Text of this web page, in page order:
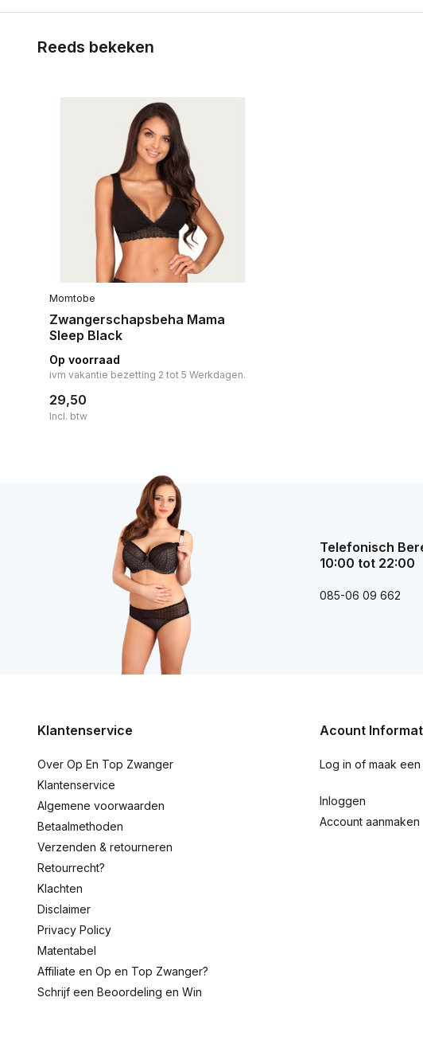
Reeds bekeken
Momtobe
Zwangerschapsbeha Mama
Sleep Black
Op voorraad
ivm vakantie bezetting 2 tot 5 Werkdagen.
29,50
Incl. btw
Telefonisch
10:00 tot 22:00
085-06 09 662
Klantenservice
Over Op En Top Zwanger
Klantenservice
Algemene voorwaarden
Betaalmethoden
Verzenden & retourneren
Retourrecht?
Klachten
Disclaimer
Privacy Policy
Matentabel
Affiliate en Op en Top Zwanger?
Schrijf een Beoordeling en Win
Acount
Log in of maak
Inloggen
Account aanmaken